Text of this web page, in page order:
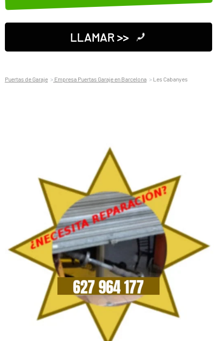
LLAMAR >>
Puertas de Garaje Empresa Puertas Garaje en Barcelona Les Cabanyes